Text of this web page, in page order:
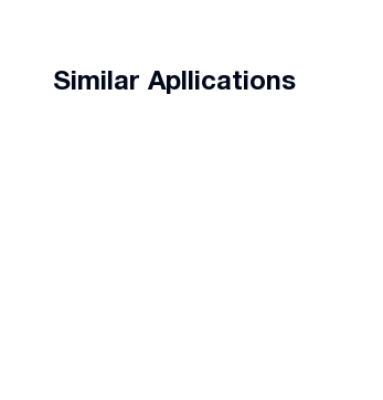
Similar Apllications